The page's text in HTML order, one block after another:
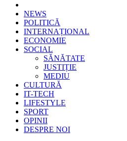
Epoca
Cele mai noi știri online din România
NEWS
POLITICĂ
INTERNAȚIONAL
ECONOMIE
SOCIAL
SĂNĂTATE
JUSTIȚIE
MEDIU
CULTURĂ
IT-TECH
LIFESTYLE
SPORT
OPINII
DESPRE NOI